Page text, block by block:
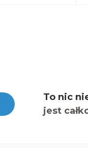
To nic
jest